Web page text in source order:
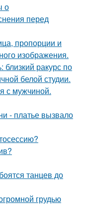
о
перед
пропорции и
изображения.
близкий ракурс по
белой студии.
с мужчиной.
- платье вызвало
танцев до
грудью